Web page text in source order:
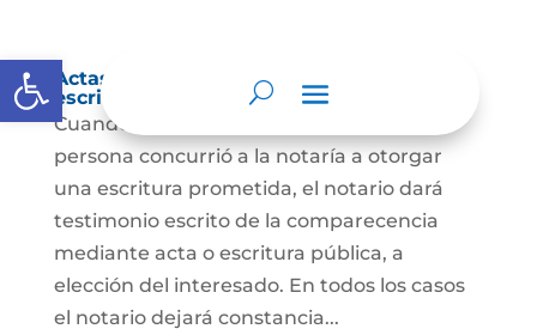
Abrir barra de herramientas
Actas de comparecencia para otorgar
escritura pública
Cuando se trate de comprobar que una
persona concurrió a la notaría a otorgar
una escritura prometida, el notario dará
testimonio escrito de la comparecencia
mediante acta o escritura pública, a
elección del interesado. En todos los casos
el notario dejará constancia...